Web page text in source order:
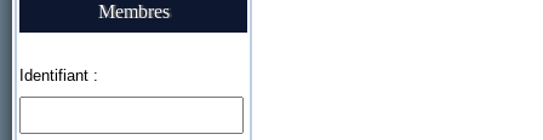
Membres
Identifiant :